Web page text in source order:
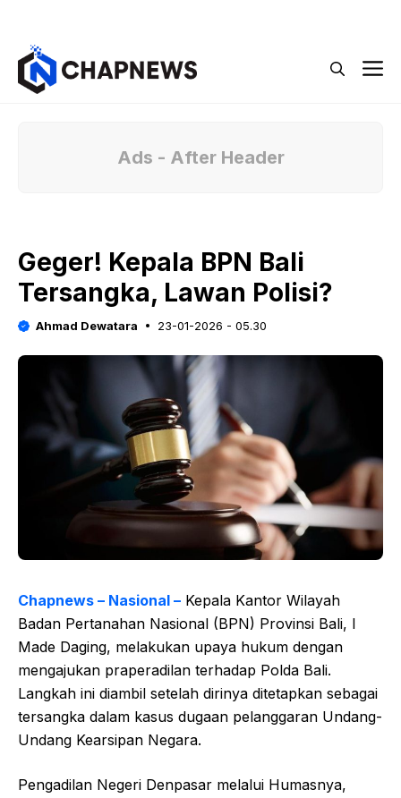
Ads - After Header
Geger! Kepala BPN Bali
Tersangka, Lawan Polisi?
Ahmad Dewatara 23-01-2026 - 05.30
Chapnews – Nasional – Kepala Kantor Wilayah
Badan Pertanahan Nasional (BPN) Provinsi Bali, I
Made Daging, melakukan upaya hukum dengan
mengajukan praperadilan terhadap Polda Bali.
Langkah ini diambil setelah dirinya ditetapkan sebagai
tersangka dalam kasus dugaan pelanggaran Undang-
Undang Kearsipan Negara.
Pengadilan Negeri Denpasar melalui Humasnya,